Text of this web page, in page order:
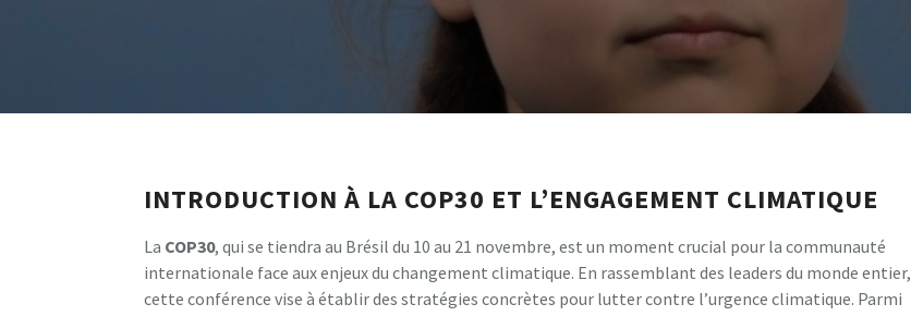
INTRODUCTION À LA COP30 ET L’ENGAGEMENT CLIMATIQUE
La COP30, qui se tiendra au Brésil du 10 au 21 novembre, est un moment crucial pour la communauté
internationale face aux enjeux du changement climatique. En rassemblant des leaders du monde entier,
cette conférence vise à établir des stratégies concrètes pour lutter contre l’urgence climatique. Parmi